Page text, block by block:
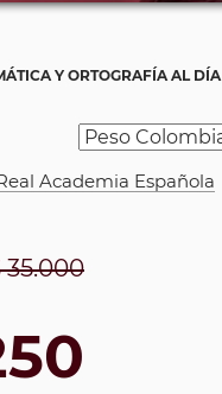
Y ORTOGRAFÍA AL DÍA
Academia Española